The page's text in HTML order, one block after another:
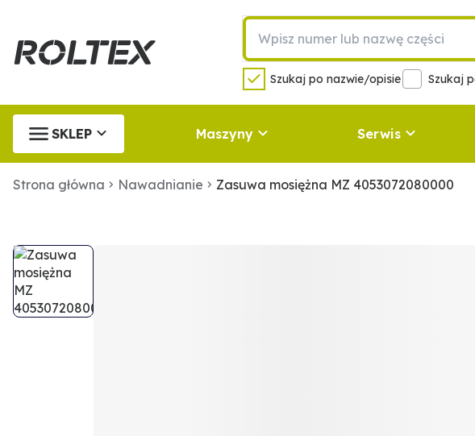
Szukaj po nazwie/opisie Szukaj
SKLEP Maszyny Serwis
Strona główna Nawadnianie Zasuwa mosiężna MZ 4053072080000